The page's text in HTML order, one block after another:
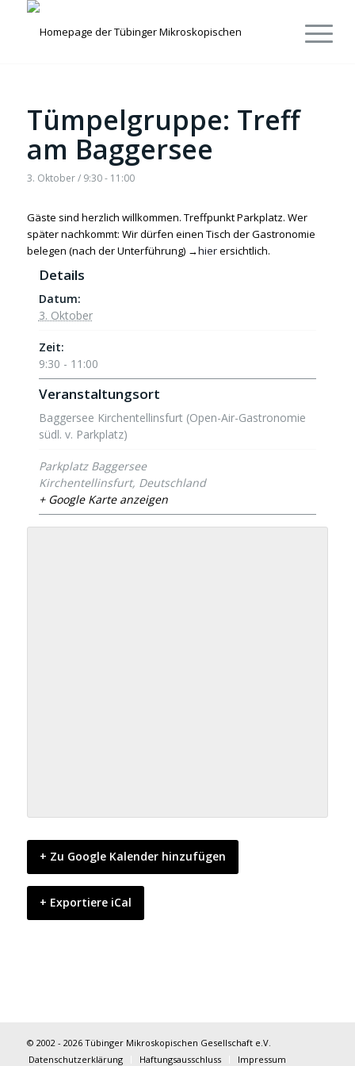
Tümpelgruppe: Treff
am Baggersee
3. Oktober / 9:30- 11:00
Gäste sind herzlich willkommen. Treffpunkt Parkplatz. Wer
später nachkommt: Wir dürfen einen Tisch der Gastronomie
belegen (nach der Unterführung) →hierersichtlich.
Details
Datum:
3. Oktober
Zeit:
9:30 - 11:00
Veranstaltungsort
Baggersee Kirchentellinsfurt (Open-Air-Gastronomie
südl. v. Parkplatz)
Parkplatz Baggersee
Kirchentellinsfurt, Deutschland
+ Google Karte anzeigen
+ Zu Google Kalender hinzufügen
+ Exportiere iCal
© 2002 - 2026 Tübinger Mikroskopischen Gesellschaft e.V.
Datenschutzerklärung
Haftungsausschluss Impressum